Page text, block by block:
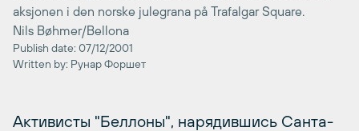
aksjonen i den norske julegrana på Trafalgar Square.
Nils Bøhmer/Bellona
Publish date: 07/12/2001
Written by: Рунар Форшет
Активисты "Беллоны", нарядившись Санта-